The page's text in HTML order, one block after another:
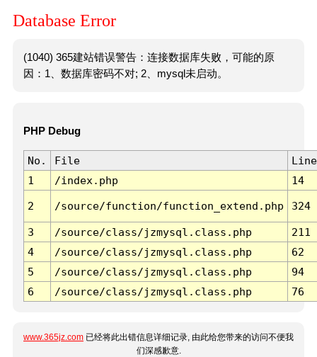
Database Error
(1040) 365建站错误警告：连接数据库失败，可能的原
因：1、数据库密码不对; 2、mysql未启动。
PHP Debug
No. File
Line
1
/index.php 14
2 /source/function/function_extend.php 324
3 /source/class/jzmysql.class.php
211
4
/source/class/jzmysql.class.php
62
5
/source/class/jzmysql.class.php
94
6
/source/class/jzmysql.class.php 76
www.365jz.com 已经将此出错信息详细记录, 由此给您带来的访问不便我
们深感歉意.